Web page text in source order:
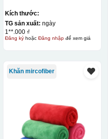
Kích thước:
TG sản xuất: ngày
1**.000 ₫
Đăng kýhoặc Đăng nhậpđể xem giá
Khăn mircofiber